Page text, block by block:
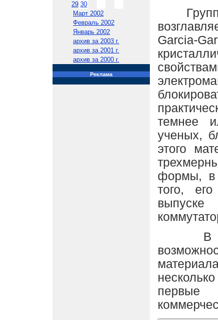
29 30
Март 2002
Февраль 2002
Январь 2002
архив за 2003 г.
архив за 2001 г.
архив за 2000 г.
Реклама
Группа
Garcia-
темнее
ученых,
этого
формы, в
того,
В
первые